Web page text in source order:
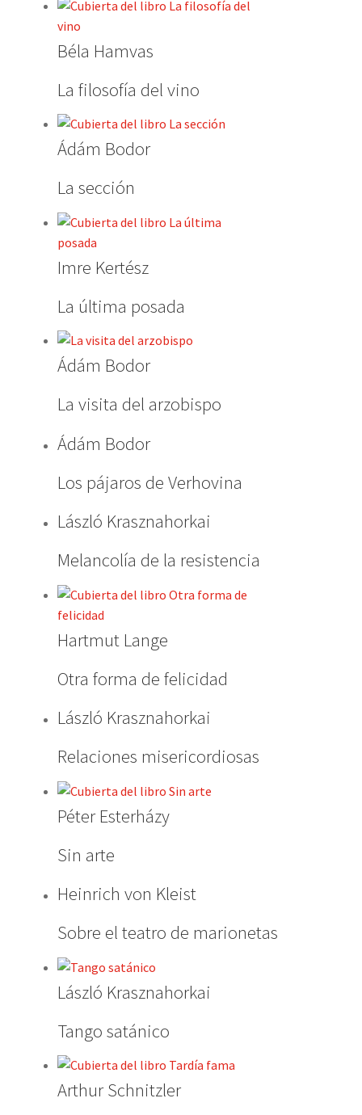
Béla Hamvas
La filosofía del vino
Ádám Bodor
La sección
Imre Kertész
La última posada
Ádám Bodor
La visita del arzobispo
Ádám Bodor
Los pájaros de Verhovina
László Krasznahorkai
Melancolía de la resistencia
Hartmut Lange
Otra forma de felicidad
László Krasznahorkai
Relaciones misericordiosas
Péter Esterházy
Sin arte
Heinrich von Kleist
Sobre el teatro de marionetas
László Krasznahorkai
Tango satánico
Arthur Schnitzler